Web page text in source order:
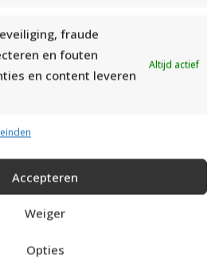
fraude
en fouten
en content leveren
Altijd actief
Accepteren
Weiger
Opties